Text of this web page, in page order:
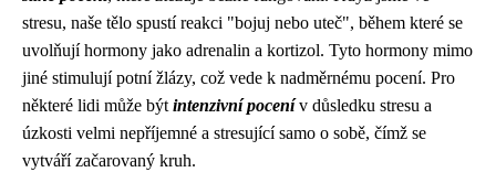
stresu, naše tělo spustí reakci "bojuj nebo uteč", během které se
uvolňují hormony jako adrenalin a kortizol. Tyto hormony mimo
jiné stimulují potní žlázy, což vede k nadměrnému pocení. Pro
některé lidi může být intenzivní pocenív důsledku stresu a
úzkosti velmi nepříjemné a stresující samo o sobě, čímž se
vytváří začarovaný kruh.